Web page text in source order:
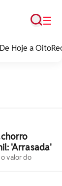
☰
Busca
De Hoje a Oito
'Arrasada'
valor do